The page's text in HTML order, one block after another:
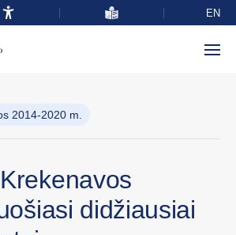
EN
2014-2020 m.
didžiausiai